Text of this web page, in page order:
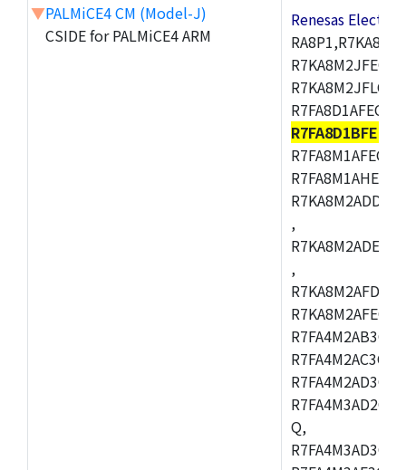
▼PALMiCE4 CM (Model-J)
CSIDE for PALMiCE4 ARM
Renesas
,
,
Q,